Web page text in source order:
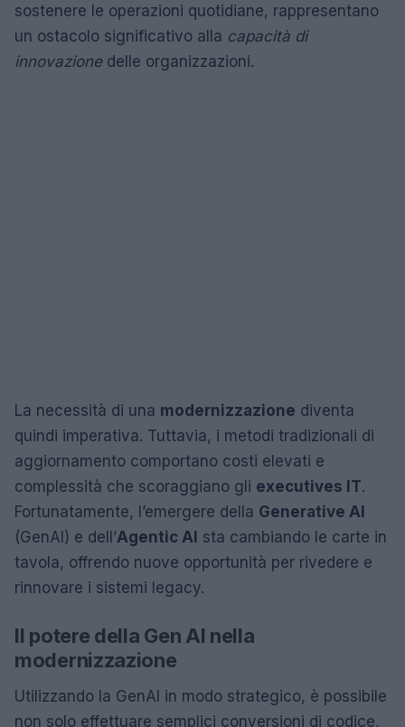
sostenere le operazioni quotidiane, rappresentano
un ostacolo significativo alla capacità di
innovazionedelle organizzazioni.
La necessità di una modernizzazione diventa
quindi imperativa. Tuttavia, i metodi tradizionali di
aggiornamento comportano costi elevati e
complessità che scoraggiano gli executives IT.
Fortunatamente, l’emergere della Generative AI
(GenAI) e dell’Agentic AI sta cambiando le carte in
tavola, offrendo nuove opportunità per rivedere e
rinnovare i sistemi legacy.
Il potere della Gen AI nella
modernizzazione
Utilizzando la GenAI in modo strategico, è possibile
non solo effettuare semplici conversioni di codice,